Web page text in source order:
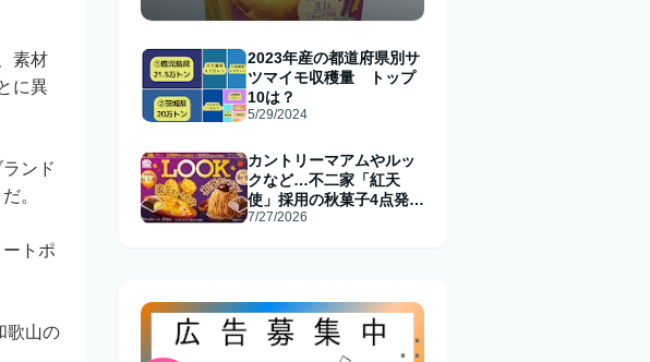
素材
に異
ンド
。
トポ
歌山の
2023年産の都道府県別サ
ツマイモ収穫量 トップ
10は？
5/29/2024
カントリーマアムやルッ
クなど…不二家「紅天
使」採用の秋菓子4点発売
へ
7/27/2026